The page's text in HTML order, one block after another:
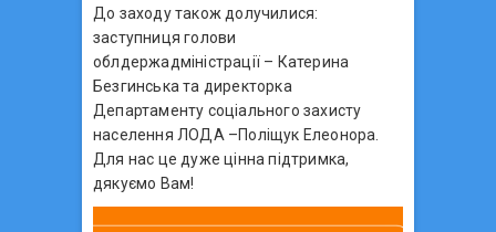
До заходу також долучилися:
заступниця голови
облдержадміністрації – Катерина
Безгинська та директорка
Департаменту соціального захисту
населення ЛОДА –Поліщук Елеонора.
Для нас це дуже цінна підтримка,
дякуємо Вам!